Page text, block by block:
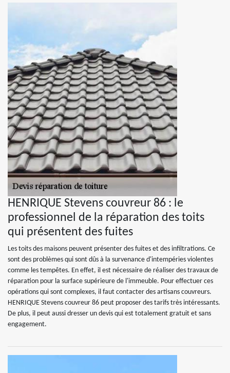
HENRIQUE Stevens couvreur 86 : le
professionnel de la réparation des toits
qui présentent des fuites
Les toits des maisons peuvent présenter des fuites et des infiltrations. Ce
sont des problèmes qui sont dûs à la survenance d'intempéries violentes
comme les tempêtes. En effet, il est nécessaire de réaliser des travaux de
réparation pour la surface supérieure de l'immeuble. Pour effectuer ces
opérations qui sont complexes, il faut contacter des artisans couvreurs.
HENRIQUE Stevens couvreur 86 peut proposer des tarifs très intéressants.
De plus, il peut aussi dresser un devis qui est totalement gratuit et sans
engagement.